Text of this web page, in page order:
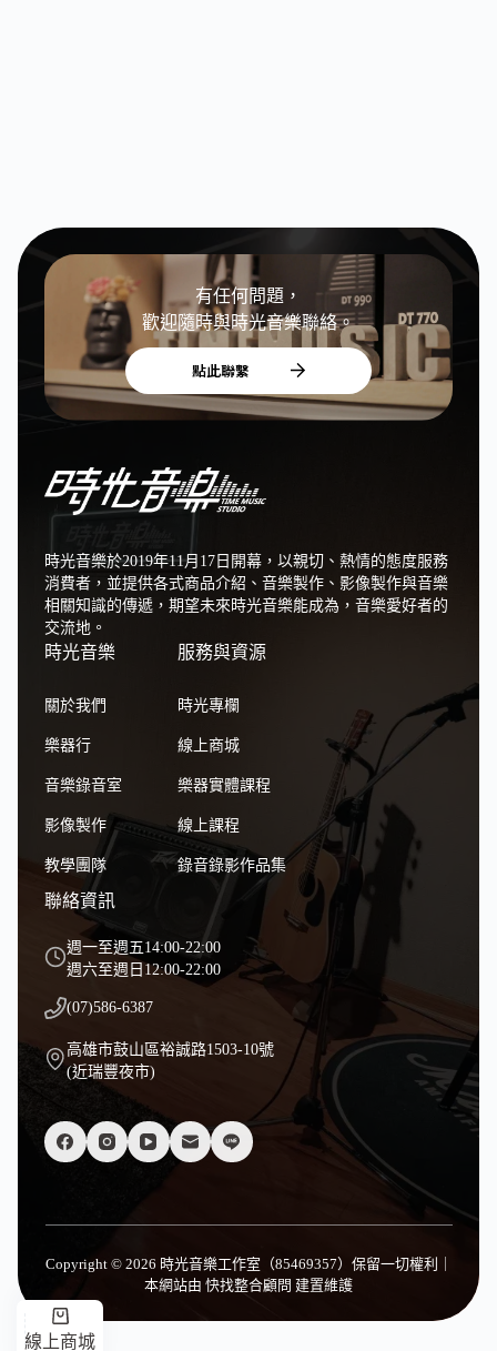
有任何問題，
歡迎隨時與時光音樂聯絡。
點此聯繫
時光音樂於2019年11月17日開幕，以親切、熱情的態度服務
消費者，並提供各式商品介紹、音樂製作、影像製作與音樂
相關知識的傳遞，期望未來時光音樂能成為，音樂愛好者的
交流地。
時光音樂
關於我們
樂器行
音樂錄音室
影像製作
教學團隊
服務與資源
時光專欄
線上商城
樂器實體課程
線上課程
錄音錄影作品集
聯絡資訊
週一至週五14:00-22:00
週六至週日12:00-22:00
(07)586-6387
高雄市鼓山區裕誠路1503-10號
(近瑞豐夜市)
Copyright © 2026 時光音樂工作室（85469357）保留一切權利｜
本網站由 快找整合顧問 建置維護
線上商城